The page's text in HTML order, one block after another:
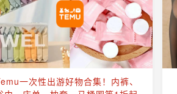
一次性出游好物合集！内裤、